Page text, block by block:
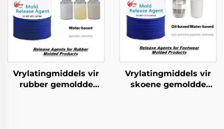
Vrylatingmiddels vir
rubber gemoldde
Vrylatingmiddels vir
skoene gemoldde